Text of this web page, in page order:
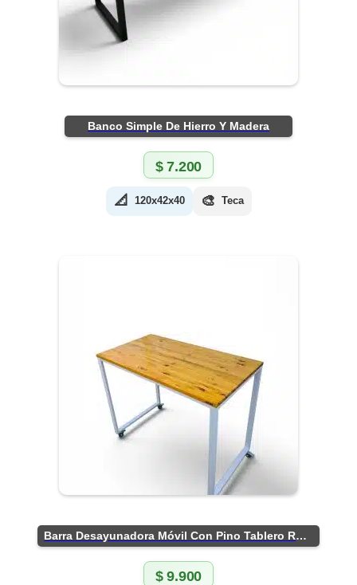
Banco Simple De Hierro Y Madera
$7.200
📐 120x42x40 🎨 Teca
Barra Desayunadora Móvil Con Pino Tablero Rústico
$9.900